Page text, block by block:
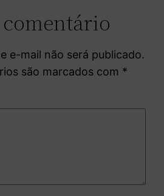
e-mail não será publicado.
são marcados com *